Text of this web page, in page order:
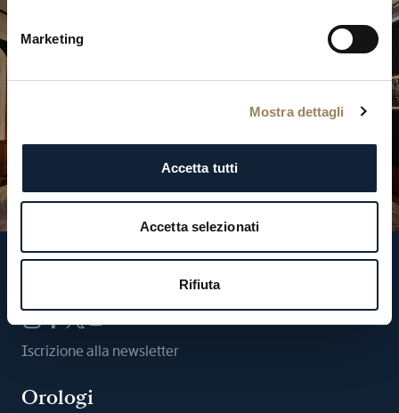
Marketing
Mostra dettagli
Accetta tutti
Accetta selezionati
Rifiuta
Iscrizione alla newsletter
Orologi